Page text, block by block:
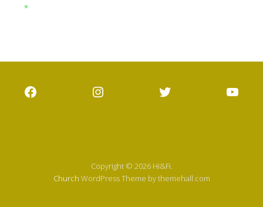
*
Facebook Instagram Twitter
Copyright © 2026 Hi&Fi.
Church WordPress Theme by themehall.com